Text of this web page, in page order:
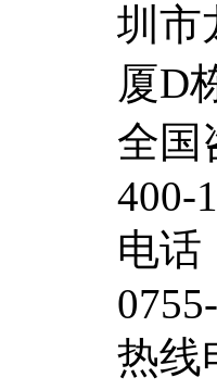
圳市
厦D
全国
400-
电话
热线